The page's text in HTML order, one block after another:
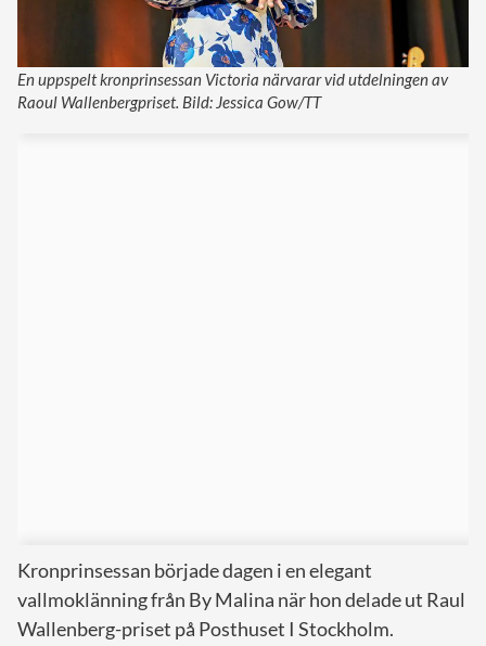
En uppspelt kronprinsessan Victoria närvarar vid utdelningen av
Raoul Wallenbergpriset. Bild: Jessica Gow/TT
Kronprinsessan började dagen i en elegant
vallmoklänning från By Malina när hon delade ut Raul
Wallenberg-priset på Posthuset I Stockholm.